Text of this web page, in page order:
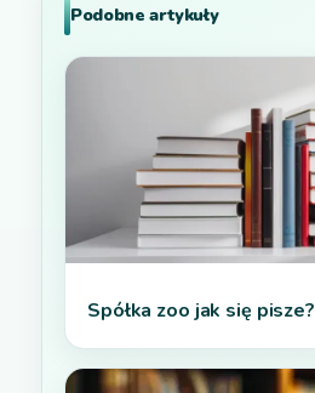
Podobne artykuły
Spółka zoo jak się pisze?